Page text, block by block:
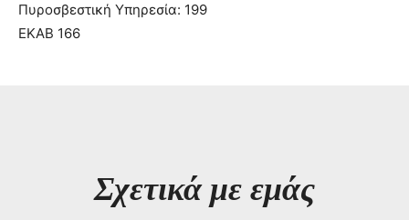
Πυροσβεστική Υπηρεσία: 199
ΕΚΑΒ 166
Σχετικά με εμάς